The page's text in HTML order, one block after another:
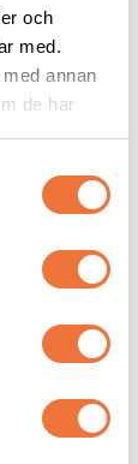
och
med.
annan
de har
Tooth
- 24 tänder
För medellånga eller långa pälsar